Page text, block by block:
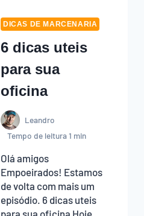
DICAS DE MARCENARIA
6 dicas uteis
para sua
oficina
Leandro
Tempo de leitura1 min
Olá amigos
Empoeirados! Estamos
de volta com mais um
episódio. 6 dicas uteis
para sua oficina Hoje,